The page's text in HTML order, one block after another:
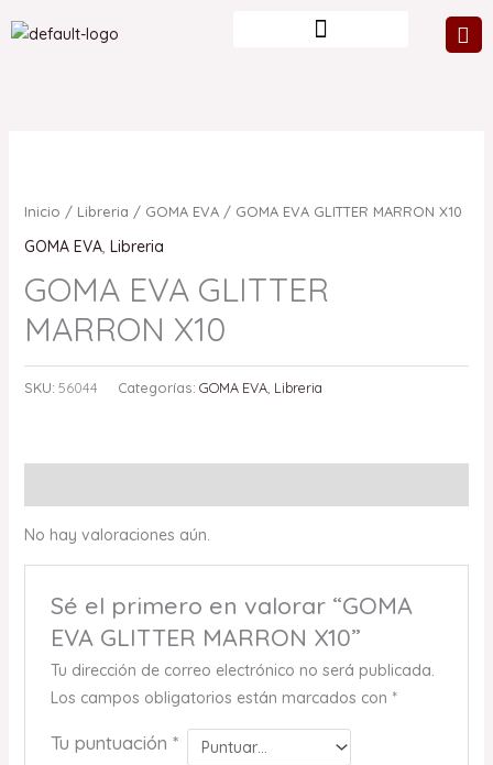
al
Inicio / Libreria / GOMA EVA/ GOMA EVA GLITTER MARRON X10
GOMA EVA, Libreria
GOMA EVA GLITTER
MARRON X10
SKU: 56044 Categorías: GOMA EVA, Libreria
No hay valoraciones aún.
Sé el primero en valorar “GOMA
EVA GLITTER MARRON X10”
Tu dirección de correo electrónico no será publicada.
Los campos obligatorios están marcados con *
Tu puntuación *